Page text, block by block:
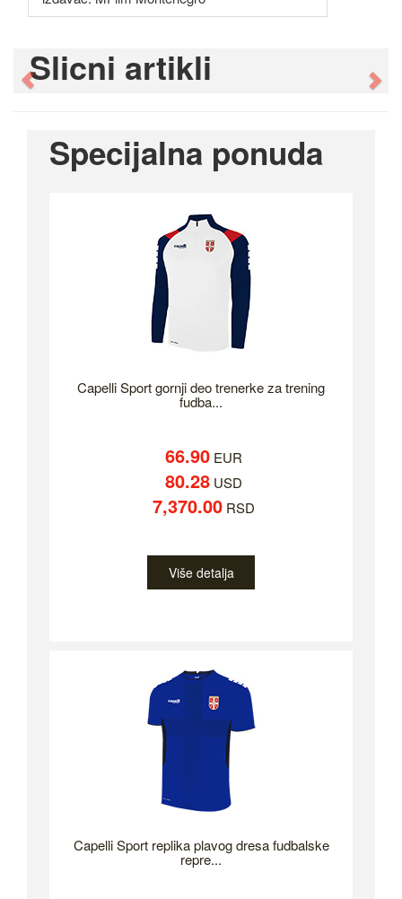
Slicni artikli
Previous
Specijalna ponuda
Capelli Sport gornji deo trenerke za trening
fudba...
66.90EUR
80.28USD
7,370.00RSD
Više detalja
Capelli Sport replika plavog dresa fudbalske
repre...